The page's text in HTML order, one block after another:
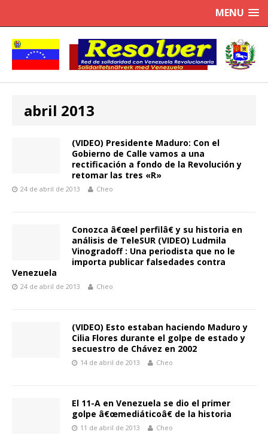
MENU
abril 2013
(VIDEO) Presidente Maduro: Con el
Gobierno de Calle vamos a una
rectificación a fondo de la Revolución y
retomar las tres «R»
24 de abril de 2013 Cheo
Conozca â€œel perfilâ€ y su historia en
análisis de TeleSUR (VIDEO) Ludmila
Vinogradoff : Una periodista que no le
importa publicar falsedades contra
Venezuela
24 de abril de 2013 Cheo
(VIDEO) Esto estaban haciendo Maduro y
Cilia Flores durante el golpe de estado y
secuestro de Chávez en 2002
14 de abril de 2013 Cheo
El 11-A en Venezuela se dio el primer
golpe â€œmediáticoâ€ de la historia
11 de abril de 2013 Cheo